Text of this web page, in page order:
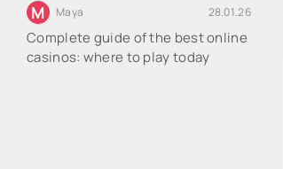
M Maya 28.01.26
Complete guide of the best online
casinos: where to play today